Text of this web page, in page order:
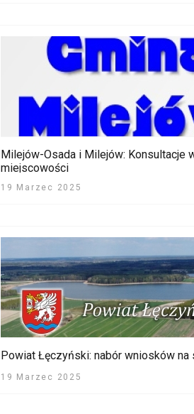
Milejów-Osada i Milejów: Konsultacje
miejscowości
19 Marzec 2025
Powiat Łęczyński: nabór wniosków
19 Marzec 2025